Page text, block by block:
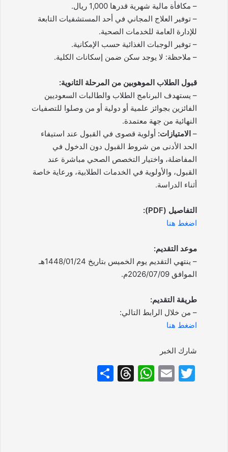
– مكافأة مالية شهرية قدرها 1,000 ريال.
– توفير العلاج المجاني في أحد المستشفيات التابعة
للإدارة العامة للخدمات الصحية.
– توفير الوجبات الغذائية حسب الإمكانية.
– ملاحظة: لا يوجد سكن ضمن إسكانات الكلية.
قبول الطلاب الموهوبين من المرحلة الثانوية:
– يستهدف البرنامج الطلاب والطالبات السعوديين
الفائزين بجوائز علمية أو دولية أو من وصلوا للتصفيات
النهائية من جهة معتمدة.
– الامتيازات: أولوية قصوى في القبول عند استيفاء
الحد الأدنى من شروط القبول دون الدخول في
المفاضلة، واختيار التخصص الصحي مباشرة عند
القبول، والأولوية في الخدمات الطلابية، ورعاية خاصة
أثناء الدراسة.
التفاصيل (PDF):
اضغط هنا
موعد التقديم:
– ينتهي التقديم يوم الخميس بتاريخ 1448/01/24هـ
الموافق 2026/07/09م.
طريقة التقديم:
– من خلال الرابط التالي:
اضغط هنا
شارك الخبر
T
E
W
T